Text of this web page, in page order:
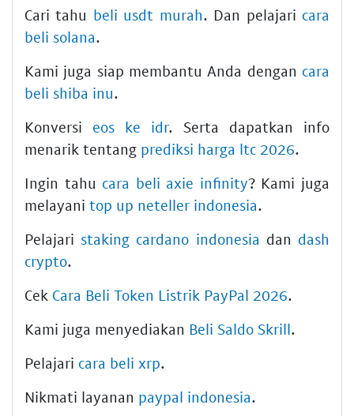
Cari tahu beli usdt murah. Dan pelajari cara
beli solana.
Kami juga siap membantu Anda dengan cara
beli shiba inu.
Konversi eos ke idr. Serta dapatkan info
menarik tentang prediksi harga ltc 2026.
Ingin tahu cara beli axie infinity? Kami juga
melayani top up neteller indonesia.
Pelajaristaking cardano indonesia dan dash
crypto.
Cek Cara Beli Token Listrik PayPal 2026.
Kami juga menyediakan Beli Saldo Skrill.
Pelajari cara beli xrp.
Nikmati layanan paypal indonesia.